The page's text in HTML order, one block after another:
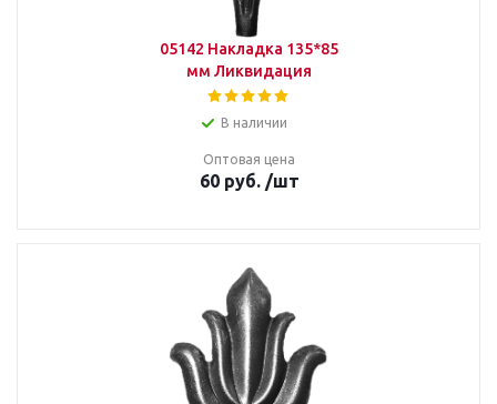
05142 Накладка 135*85
мм Ликвидация
В наличии
Оптовая цена
60руб. /шт